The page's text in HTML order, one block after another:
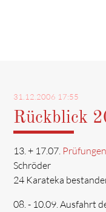
Suchbegriffe
31.12.2006 17:55
Rückblick
13. + 17.07.
Schröder
24 Karateka
08. - 10.09. Ausfahrt